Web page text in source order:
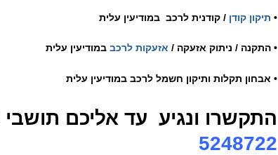
• תיקון קודן / קודנית לרכב במודיעין עלית
• התקנה / ניתוק אזעקה / אזעקות לרכב במודיעין עלית
• אבחון תקלות ותיקון חשמל לרכב במודיעין עלית
התקשרו ונגיע עד אליכם תושבי
5248722